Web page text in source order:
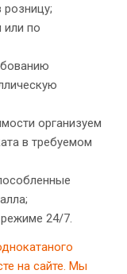
по
организуем
в требуемом
24/7.
на сайте. Мы